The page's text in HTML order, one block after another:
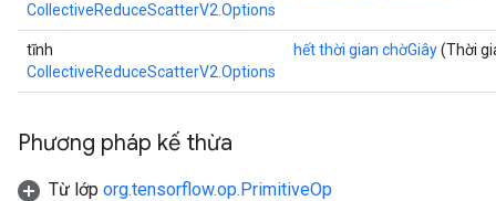
CollectiveReduceScatterV2.Options
tĩnh
CollectiveReduceScatterV2.Options
hết thời gian chờGiây(Thời
Phương pháp kế thừa
Từ lớp org.tensorflow.op.PrimitiveOp